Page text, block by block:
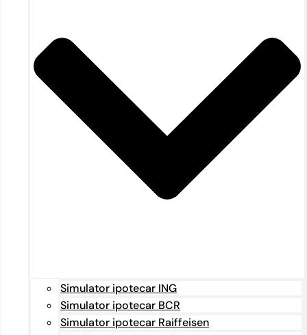
Simulator ipotecar ING
Simulator ipotecar BCR
Simulator ipotecar Raiffeisen